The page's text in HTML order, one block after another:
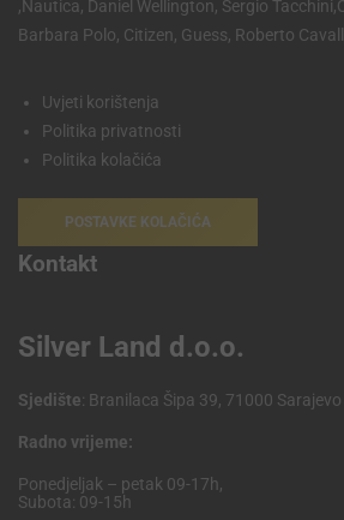
,Nautica, Daniel Wellington, Sergio
Barbara Polo, Citizen, Guess, Roberto
Uvjeti korištenja
Politika privatnosti
Politika kolačića
POSTAVKE KOLAČIĆA
Kontakt
Silver Land d.o.o.
Sjedište: Branilaca Šipa 39, 71000 Sarajevo
Radno vrijeme:
Ponedjeljak – petak 09-17h,
Subota: 09-15h